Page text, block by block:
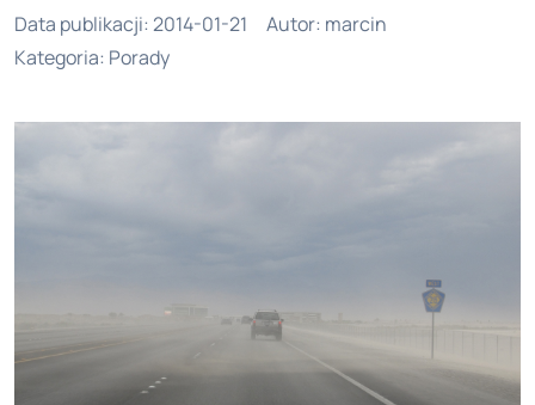
Data publikacji: 2014-01-21 Autor: marcin
Kategoria: Porady